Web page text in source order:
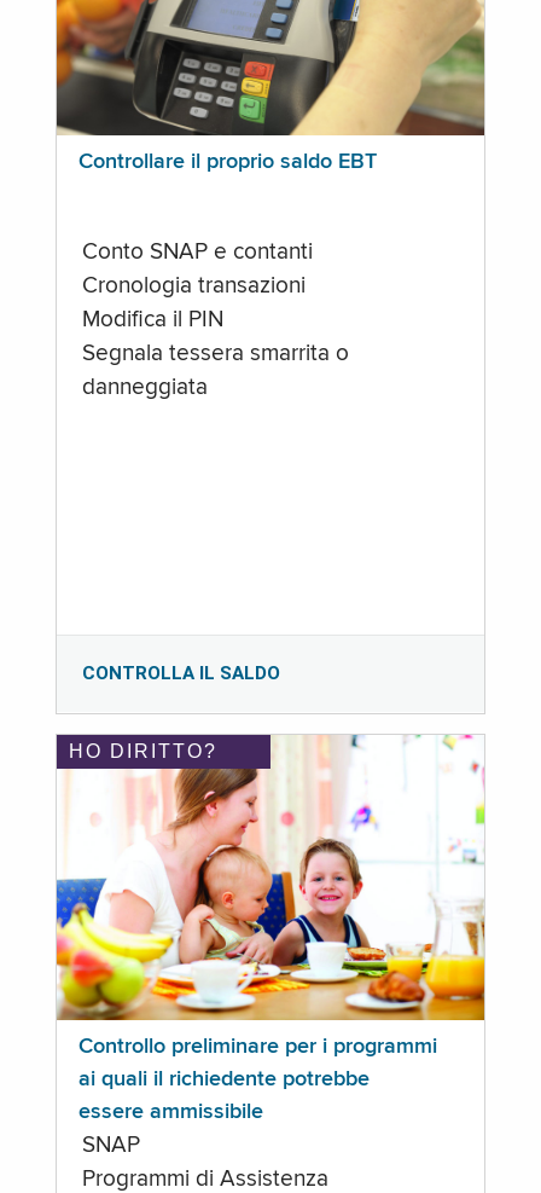
Controllare il proprio saldo EBT
Conto SNAP e contanti
Cronologia transazioni
Modifica il PIN
Segnala tessera smarrita o
danneggiata
CONTROLLA IL SALDO
HO DIRITTO?
Controllo preliminare per i programmi
ai quali il richiedente potrebbe
essere ammissibile
SNAP
Programmi di Assistenza